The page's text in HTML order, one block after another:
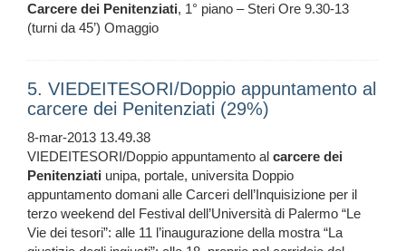
Carcere dei Penitenziati, 1° piano – Steri Ore 9.30-13
(turni da 45’) Omaggio
5. VIEDEITESORI/Doppio appuntamento al
carcere dei Penitenziati (29%)
8-mar-2013 13.49.38
VIEDEITESORI/Doppio appuntamento al carcere dei
Penitenziati unipa, portale, universita Doppio
appuntamento domani alle Carceri dell’Inquisizione per il
terzo weekend del Festival dell’Università di Palermo “Le
Vie dei tesori”: alle 11 l’inaugurazione della mostra “La